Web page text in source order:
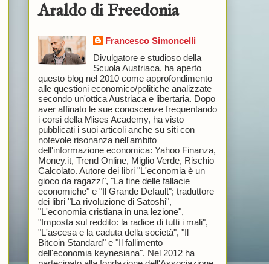
Araldo di Freedonia
Francesco Simoncelli
Divulgatore e studioso della
Scuola Austriaca, ha aperto
questo blog nel 2010 come approfondimento
alle questioni economico/politiche analizzate
secondo un'ottica Austriaca e libertaria. Dopo
aver affinato le sue conoscenze frequentando
i corsi della Mises Academy, ha visto
pubblicati i suoi articoli anche su siti con
notevole risonanza nell'ambito
dell'informazione economica: Yahoo Finanza,
Money.it, Trend Online, Miglio Verde, Rischio
Calcolato. Autore dei libri "L'economia è un
gioco da ragazzi", "La fine delle fallacie
economiche" e "Il Grande Default"; traduttore
dei libri "La rivoluzione di Satoshi",
"L'economia cristiana in una lezione",
"Imposta sul reddito: la radice di tutti i mali",
"L'ascesa e la caduta della società", "Il
Bitcoin Standard" e "Il fallimento
dell'economia keynesiana". Nel 2012 ha